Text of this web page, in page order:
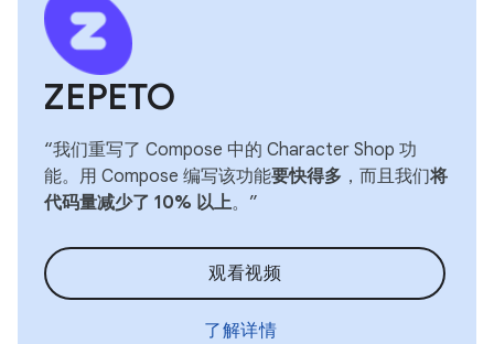
ZEPETO
“我们重写了 Compose 中的 Character Shop 功
能。用 Compose 编写该功能要快得多 ，而且我们将
代码量减少了 10% 以上。”
观看视频
了解详情